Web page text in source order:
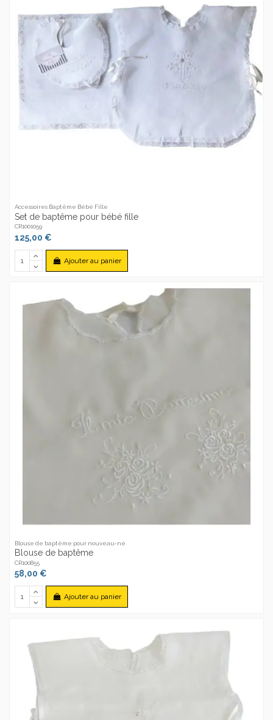
Accessoires Baptême Bébé Fille
Set de baptême pour bébé fille
CR1001059
125,00 €
Ajouter au panier
Blouse de baptême pour nouveau-né
Blouse de baptême
CR100855
58,00 €
Ajouter au panier